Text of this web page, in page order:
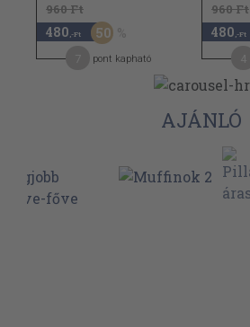
960 Ft
480 ,-Ft 50
pont kapható
960 Ft
480 ,-Ft
AJÁNLÓ